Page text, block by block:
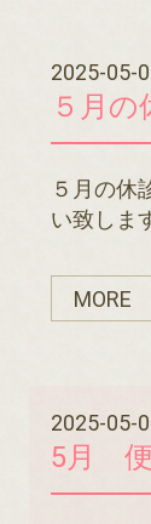
2025-05-
５月
５月の
い致しま
MORE
2025-05-
5月 便